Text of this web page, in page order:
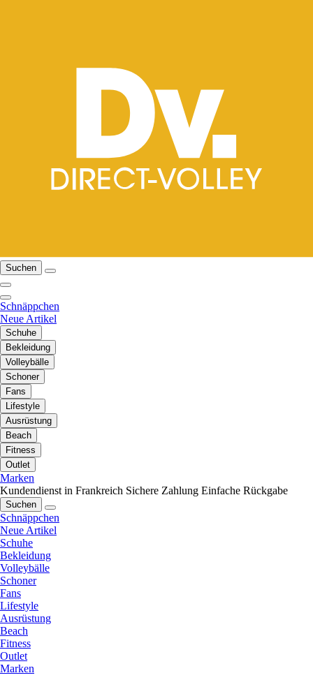
Suchen
Schnäppchen
Neue Artikel
Schuhe
Bekleidung
Volleybälle
Schoner
Fans
Lifestyle
Ausrüstung
Beach
Fitness
Outlet
Marken
Kundendienst in Frankreich Sichere Zahlung Einfache Rückgabe
Suchen
Schnäppchen
Neue Artikel
Schuhe
Bekleidung
Volleybälle
Schoner
Fans
Lifestyle
Ausrüstung
Beach
Fitness
Outlet
Marken